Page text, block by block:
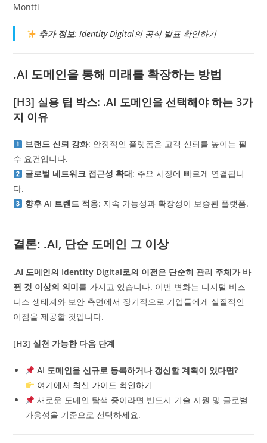
Montti
추가 정보:Identity Digital의 공식 발표 확인하기
.AI 도메인을 통해 미래를 확장하는 방법
[H3] 실용 팁 박스: .AI 도메인을 선택해야 하는 3가
지 이유
브랜드 신뢰 강화: 안정적인 플랫폼은 고객 신뢰를 높이는 필
수 요건입니다.
글로벌 네트워크 접근성 확대: 주요 시장에 빠르게 연결됩니
다.
향후 AI 트렌드 적응: 지속 가능성과 확장성이 보증된 플랫폼.
결론: .AI, 단순 도메인 그 이상
.AI 도메인의 Identity Digital로의 이전은 단순히 관리 주체가 바
뀐 것 이상의 의미를 가지고 있습니다. 이번 변화는 디지털 비즈
니스 생태계와 보안 측면에서 장기적으로 기업들에게 실질적인
이점을 제공할 것입니다.
[H3] 실천 가능한 다음 단계
AI 도메인을 신규로 등록하거나 갱신할 계획이 있다면?
여기에서 최신 가이드 확인하기
새로운 도메인 탐색 중이라면 반드시 기술 지원 및 글로벌
가용성을 기준으로 선택하세요.